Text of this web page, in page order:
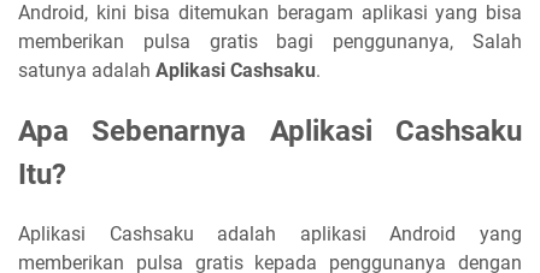
Android, kini bisa ditemukan beragam aplikasi yang bisa
memberikan pulsa gratis bagi penggunanya, Salah
satunya adalah Aplikasi Cashsaku.
Apa Sebenarnya Aplikasi Cashsaku
Itu?
Aplikasi Cashsaku adalah aplikasi Android yang
memberikan pulsa gratis kepada penggunanya dengan